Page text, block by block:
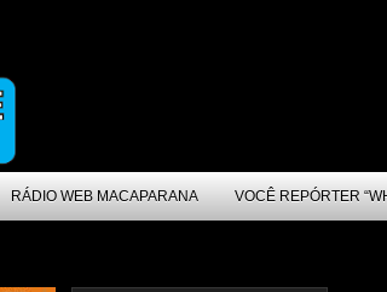
RÁDIO WEB MACAPARANA VOCÊ REPÓRTER